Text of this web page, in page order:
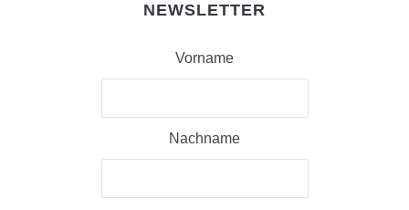
NEWSLETTER
Vorname
Nachname